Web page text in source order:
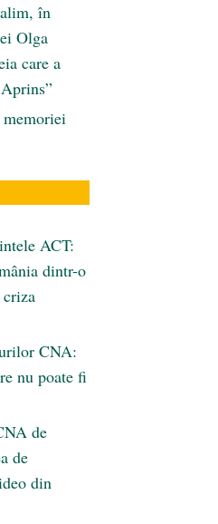
în
Olga
care a
ACT:
dintr-o
CNA:
nu poate fi
de
de
din